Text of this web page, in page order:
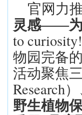
官网力
灵感——为
to curiosity!
物园完备的
活动聚焦
Research）
野生植物